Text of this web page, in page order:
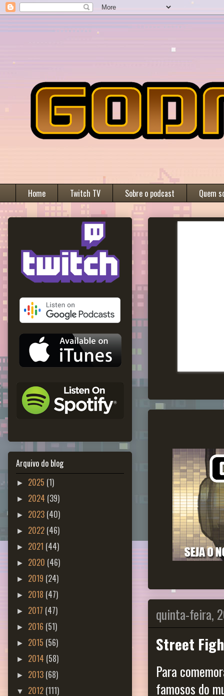
Home Twitch TV Sobre o podcast Quem
quinta-feira,
Street
Para
famosos do
Arquivo do blog
► 2025 (1)
► 2024 (39)
► 2023 (40)
► 2022 (46)
► 2021 (44)
► 2020 (46)
► 2019 (24)
► 2018 (47)
► 2017 (47)
► 2016 (51)
► 2015 (56)
► 2014 (58)
► 2013 (68)
▼ 2012 (111)